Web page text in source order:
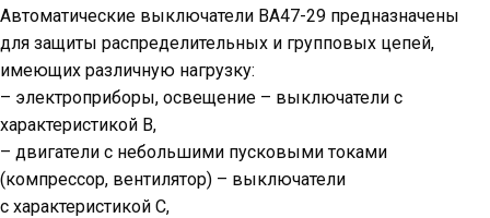
Автоматические выключатели ВА47-29 предназначены
для защиты распределительных и групповых цепей,
имеющих различную нагрузку:
– электроприборы, освещение – выключатели с
характеристикой В,
– двигатели с небольшими пусковыми токами
(компрессор, вентилятор) – выключатели
с характеристикой C,